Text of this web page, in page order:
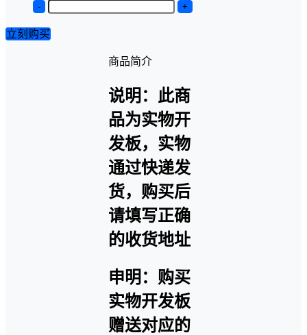
- +
立刻购买
商品简介
说明：此商
品为实物开
发板，实物
通过快递发
货，购买后
请填写正确
的收货地址
申明：购买
实物开发板
赠送对应的